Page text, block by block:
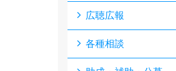
広聴広報
各種相談